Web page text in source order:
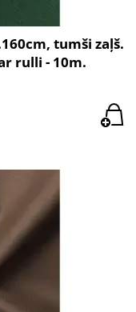
tumši zaļš.
rulli - 10m.